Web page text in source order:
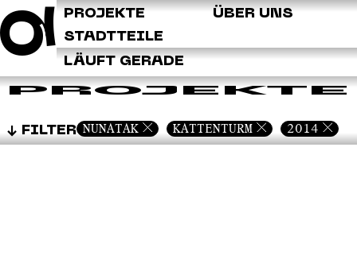
ÜBER UNS
PROJEKTE
STADTTEILE
LÄUFT GERADE
PROJEKTE
FILTER NUNATAK KATTENTURM 2014